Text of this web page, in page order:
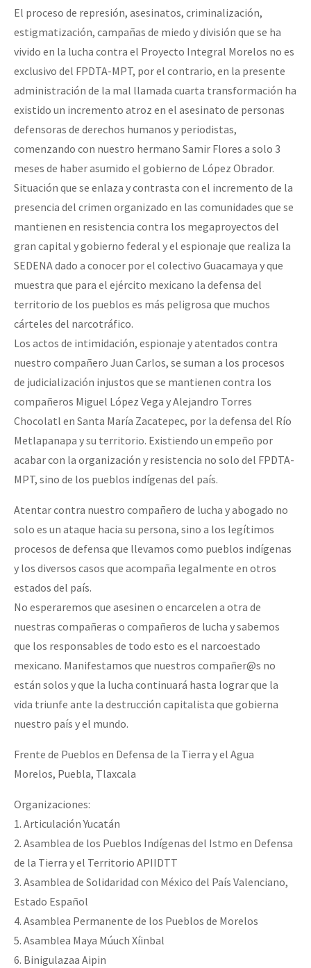
El proceso de represión, asesinatos, criminalización,
estigmatización, campañas de miedo y división que se ha
vivido en la lucha contra el Proyecto Integral Morelos no es
exclusivo del FPDTA-MPT, por el contrario, en la presente
administración de la mal llamada cuarta transformación ha
existido un incremento atroz en el asesinato de personas
defensoras de derechos humanos y periodistas,
comenzando con nuestro hermano Samir Flores a solo 3
meses de haber asumido el gobierno de López Obrador.
Situación que se enlaza y contrasta con el incremento de la
presencia del crimen organizado en las comunidades que se
mantienen en resistencia contra los megaproyectos del
gran capital y gobierno federal y el espionaje que realiza la
SEDENA dado a conocer por el colectivo Guacamaya y que
muestra que para el ejército mexicano la defensa del
territorio de los pueblos es más peligrosa que muchos
cárteles del narcotráfico.
Los actos de intimidación, espionaje y atentados contra
nuestro compañero Juan Carlos, se suman a los procesos
de judicialización injustos que se mantienen contra los
compañeros Miguel López Vega y Alejandro Torres
Chocolatl en Santa María Zacatepec, por la defensa del Río
Metlapanapa y su territorio. Existiendo un empeño por
acabar con la organización y resistencia no solo del FPDTA-
MPT, sino de los pueblos indígenas del país.
Atentar contra nuestro compañero de lucha y abogado no
solo es un ataque hacia su persona, sino a los legítimos
procesos de defensa que llevamos como pueblos indígenas
y los diversos casos que acompaña legalmente en otros
estados del país.
No esperaremos que asesinen o encarcelen a otra de
nuestras compañeras o compañeros de lucha y sabemos
que los responsables de todo esto es el narcoestado
mexicano. Manifestamos que nuestros compañer@s no
están solos y que la lucha continuará hasta lograr que la
vida triunfe ante la destrucción capitalista que gobierna
nuestro país y el mundo.
Frente de Pueblos en Defensa de la Tierra y el Agua
Morelos, Puebla, Tlaxcala
Organizaciones:
1. Articulación Yucatán
2. Asamblea de los Pueblos Indígenas del Istmo en Defensa
de la Tierra y el Territorio APIIDTT
3. Asamblea de Solidaridad con México del País Valenciano,
Estado Español
4. Asamblea Permanente de los Pueblos de Morelos
5. Asamblea Maya Múuch Xíinbal
6. Binigulazaa Aipin